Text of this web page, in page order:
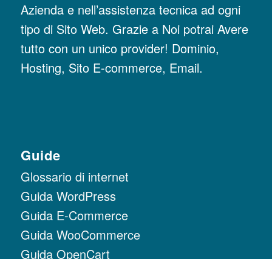
Azienda e nell’assistenza tecnica ad ogni
tipo di Sito Web. Grazie a Noi potrai Avere
tutto con un unico provider! Dominio,
Hosting, Sito E-commerce, Email.
Guide
Glossario di internet
Guida WordPress
Guida E-Commerce
Guida WooCommerce
Guida OpenCart